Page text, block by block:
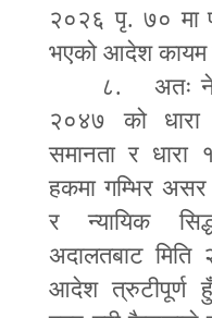
२०२६ पृ. ७० मा
भएको आदेश
८. अतः
२०४७ को
समानता र धारा
हकमा गम्भिर असर
र न्यायिक
अदालतबाट
आदेश त्रुटीपूर्ण